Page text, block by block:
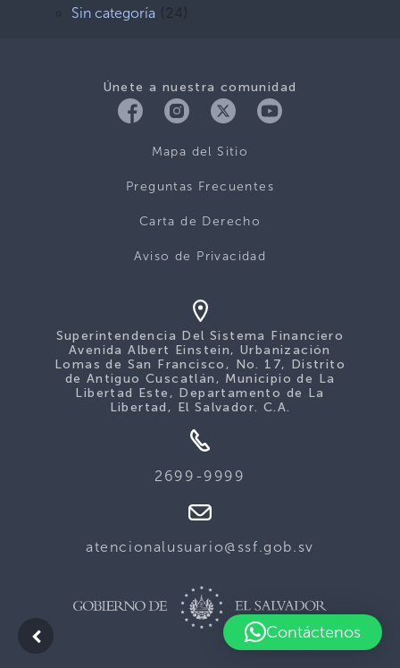
Sin categoría (24)
Contáctenos
Únete a nuestra comunidad
Mapa del Sitio
Preguntas Frecuentes
Carta de Derecho
Aviso de Privacidad
Superintendencia Del Sistema Financiero
Avenida Albert Einstein, Urbanización
Lomas de San Francisco, No. 17, Distrito
de Antiguo Cuscatlán, Municipio de La
Libertad Este, Departamento de La
Libertad, El Salvador. C.A.
2699-9999
atencionalusuario@ssf.gob.sv